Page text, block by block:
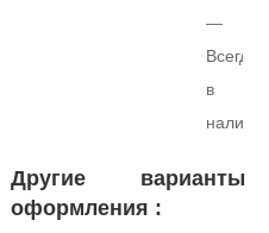
—
Всегда
в
Другие варианты
оформления :